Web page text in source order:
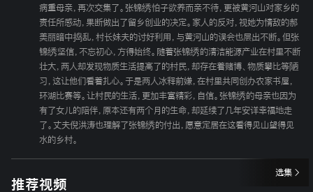
病重母亲，再次交集了。张锦绣怕子欲养而亲不待，更被黄河山对家乡的
责任所感动，果断做出了留乡创业的决定。家人的反对，视她为情敌的郝
美丽暗中捣乱，村长妹夫的讨好利用，与黄河山的误会也层出不断。但张
锦绣坚信，不忘初心，方得始终。随着张锦绣的清洁能源产业在村里不断
壮大，两人却发现物质生活提高了的村民，却存在着赌博、物质攀比等陋
习，这让他们看着扎心。于是两人冰释前嫌，在村里共同创办农家书屋，
环湖比赛等。让村民的生活，更加丰富精彩，自信。张锦绣的母亲也因为
有了女儿的陪伴，原本还有两个月的生命，却延续了几年安详幸福地走
了。丈夫倪洪涛也理解了张锦绣的付出，愿意定居在这看得见山望得见
水的乡村。
选集
推荐视频